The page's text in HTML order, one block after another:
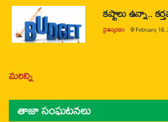
కష్టాలు ఉన్నా..
చైతన్యరధం @February 18,
మరిన్ని
తాజా సంఘటనలు